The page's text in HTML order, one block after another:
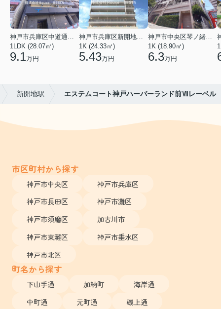
1LDK (28.07㎡)
9.1万円
1K (24.33㎡)
5.43万円
1K (18.90㎡)
6.3万円
新開地駅 エステムコート神戸ハーバーランド前Ⅶレーベル
市区町村から探す
神戸市中央区
神戸市兵庫区
神戸市長田区
神戸市灘区
神戸市須磨区
加古川市
神戸市東灘区
神戸市垂水区
神戸市北区
町名から探す
下山手通 加納町
海岸通
中町通
元町通
磯上通